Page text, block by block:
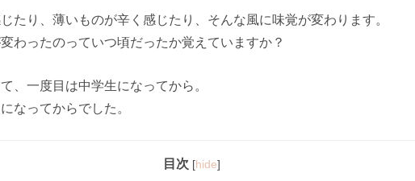
たり、薄いものが辛く感じたり、そんな風に味覚が変わります。
わったのっていつ頃だったか覚えていますか？
、一度目は中学生になってから。
なってからでした。
目次 [hide]